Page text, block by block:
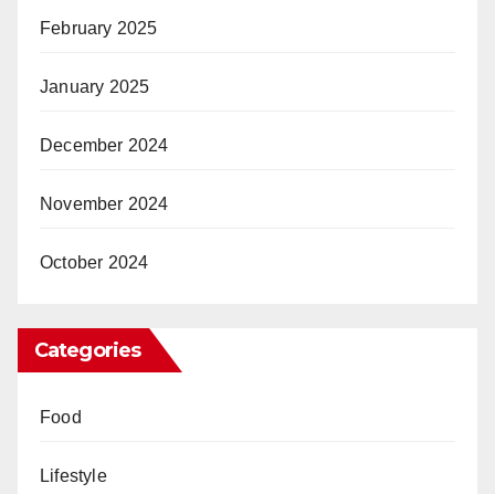
February 2025
January 2025
December 2024
November 2024
October 2024
Categories
Food
Lifestyle